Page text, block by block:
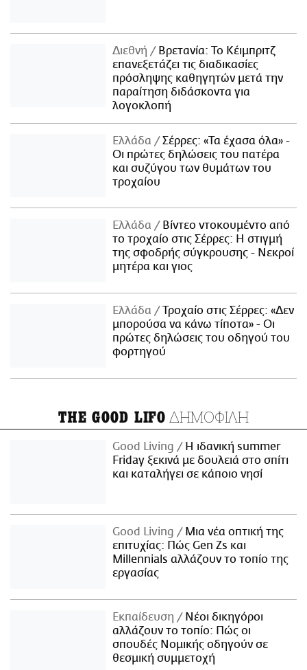
Διεθνή
Βρετανία: Το Κέιμπριτζ
επανεξετάζει τις διαδικασίες
πρόσληψης καθηγητών μετά την
παραίτηση διδάσκοντα για
λογοκλοπή
Ελλάδα
Σέρρες: «Τα έχασα όλα» -
Οι πρώτες δηλώσεις του πατέρα
και συζύγου των θυμάτων του
τροχαίου
Ελλάδα
Βίντεο ντοκουμέντο από
το τροχαίο στις Σέρρες: Η στιγμή
της σφοδρής σύγκρουσης - Νεκροί
μητέρα και γιος
Ελλάδα
Τροχαίο στις Σέρρες: «Δεν
μπορούσα να κάνω τίποτα» - Οι
πρώτες δηλώσεις του οδηγού του
φορτηγού
THE GOOD LIFO ΔΗΜΟΦΙΛΗ
Good Living
Η ιδανική summer
Friday ξεκινά με δουλειά στο σπίτι
και καταλήγει σε κάποιο νησί
Good Living
Μια νέα οπτική της
επιτυχίας: Πώς Gen Zs και
Millennials αλλάζουν το τοπίο της
εργασίας
Εκπαίδευση
Νέοι δικηγόροι
αλλάζουν το τοπίο: Πώς οι
σπουδές Νομικής οδηγούν σε
θεσμική συμμετοχή